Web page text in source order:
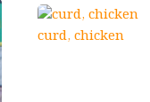
curd, chicken